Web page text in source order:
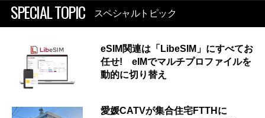
SPECIAL TOPIC スペシャルトピック
eSIM関連は「LibeSIM」にすべてお
任せ! eIMでマルチプロファイルを
動的に切り替え
愛媛CATVが集合住宅FTTHに